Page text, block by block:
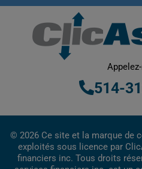
514-
© 2026 Ce site et la marque de
exploités sous licence par
financiers inc. Tous droits